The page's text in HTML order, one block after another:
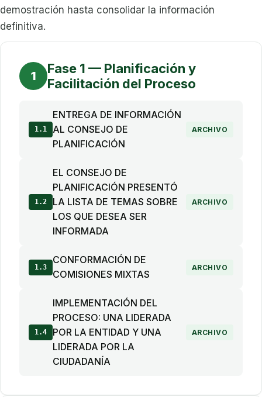
demostración hasta consolidar la información
definitiva.
1
Fase 1 — Planificación y
Facilitación del Proceso
1.1
ENTREGA DE INFORMACIÓN
AL CONSEJO DE
PLANIFICACIÓN
ARCHIVO
1.2
EL CONSEJO DE
PLANIFICACIÓN PRESENTÓ
LA LISTA DE TEMAS SOBRE
LOS QUE DESEA SER
INFORMADA
ARCHIVO
1.3
CONFORMACIÓN DE
COMISIONES MIXTAS
ARCHIVO
1.4
IMPLEMENTACIÓN DEL
PROCESO: UNA LIDERADA
POR LA ENTIDAD Y UNA
LIDERADA POR LA
CIUDADANÍA
ARCHIVO